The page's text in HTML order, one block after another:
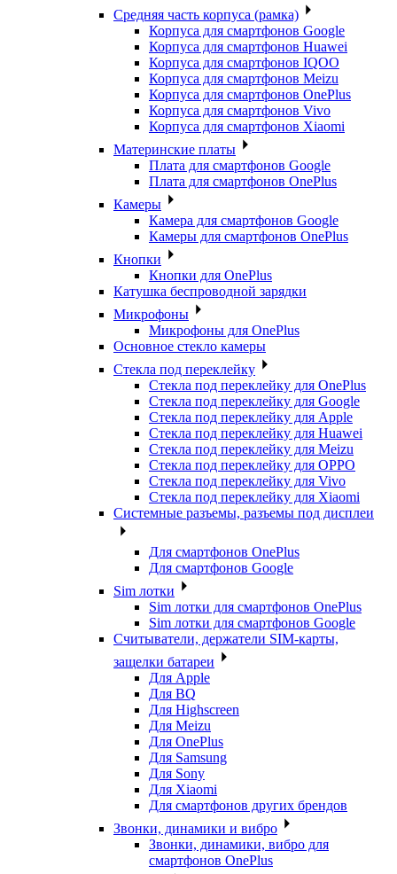
Средняя часть корпуса (рамка)
Корпуса для смартфонов Google
Корпуса для смартфонов Huawei
Корпуса для смартфонов IQOO
Корпуса для смартфонов Meizu
Корпуса для смартфонов OnePlus
Корпуса для смартфонов Vivo
Корпуса для смартфонов Xiaomi
Материнские платы
Плата для смартфонов Google
Плата для смартфонов OnePlus
Камеры
Камера для смартфонов Google
Камеры для смартфонов OnePlus
Кнопки
Кнопки для OnePlus
Катушка беспроводной зарядки
Микрофоны
Микрофоны для OnePlus
Основное стекло камеры
Стекла под переклейку
Стекла под переклейку для OnePlus
Стекла под переклейку для Google
Стекла под переклейку для Apple
Стекла под переклейку для Huawei
Стекла под переклейку для Meizu
Стекла под переклейку для OPPO
Стекла под переклейку для Vivo
Стекла под переклейку для Xiaomi
Системные разъемы, разъемы под дисплеи
Для смартфонов OnePlus
Для смартфонов Google
Sim лотки
Sim лотки для смартфонов OnePlus
Sim лотки для смартфонов Google
Считыватели, держатели SIM-карты,
защелки батареи
Для Apple
Для BQ
Для Highscreen
Для Meizu
Для OnePlus
Для Samsung
Для Sony
Для Xiaomi
Для смартфонов других брендов
Звонки, динамики и вибро
Звонки, динамики, вибро для
смартфонов OnePlus